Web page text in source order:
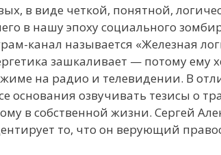
в виде четкой, понятной,
в нашу эпоху социального
канал называется «Железная
зашкаливает — потому ему
на радио и телевидении. В
основания озвучивать тезисы о
в собственной жизни. Сергей
то, что он верующий